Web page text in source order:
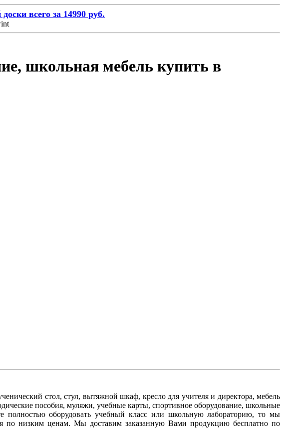
всего за 14990 руб.
школьная мебель купить в
стол, стул, вытяжной шкаф, кресло для учителя и директора, мебель
пособия, муляжи, учебные карты, спортивное оборудование, школьные
полностью оборудовать учебный класс или школьную лабораторию, то мы
низким ценам. Мы доставим заказанную Вами продукцию бесплатно по